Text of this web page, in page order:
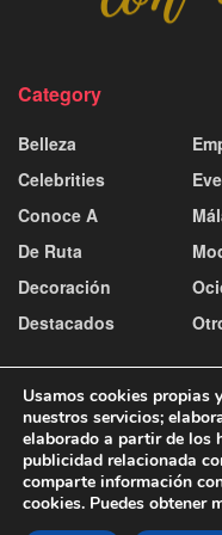
Category
Belleza
Celebrities
Conoce A
De Ruta
Decoración
Destacados
Contacto y publicidad
Política de Privacidad
© 2025
Usamos cookies propias
nuestros servicios;
elaborado a partir de los
publicidad relacionada
comparte información
cookies. Puedes obtener